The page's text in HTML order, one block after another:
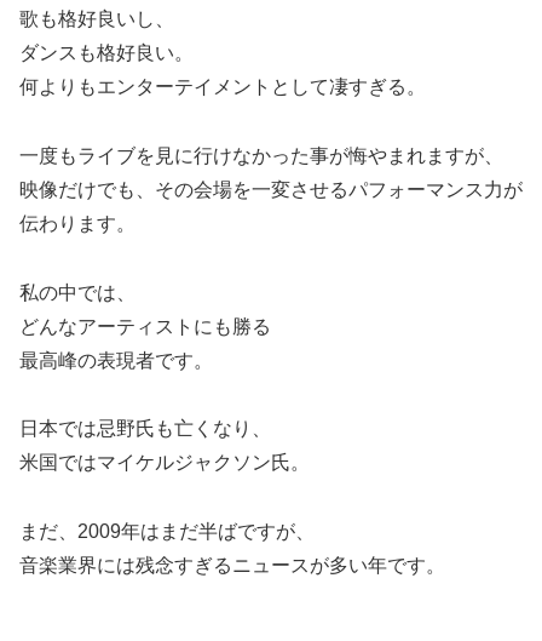
歌も格好良いし、
ダンスも格好良い。
何よりもエンターテイメントとして凄すぎる。
一度もライブを見に行けなかった事が悔やまれますが、
映像だけでも、その会場を一変させるパフォーマンス力が
伝わります。
私の中では、
どんなアーティストにも勝る
最高峰の表現者です。
日本では忌野氏も亡くなり、
米国ではマイケルジャクソン氏。
まだ、2009年はまだ半ばですが、
音楽業界には残念すぎるニュースが多い年です。